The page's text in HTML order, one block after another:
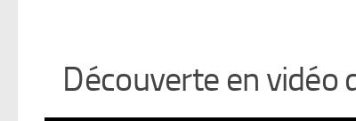
Découverte en vidéo